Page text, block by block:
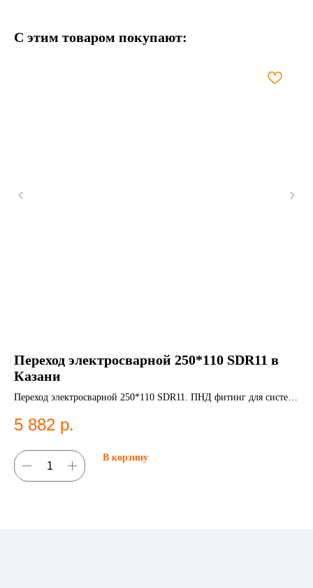
С этим товаром покупают:
Переход электросварной 250*110 SDR11 в
Казани
Переход электросварной 250*110 SDR11. ПНД фитинг для систем
5 882 р.
В корзину